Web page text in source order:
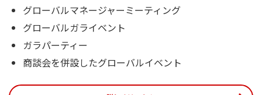
グローバルマネージャーミーティング
グローバルガライベント
ガラパーティー
商談会を併設したグローバルイベント